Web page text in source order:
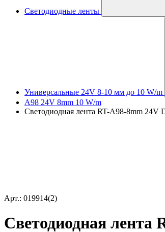
Светодиодные ленты
Универсальные 24V 8-10 мм до 10 W/m
A98 24V 8mm 10 W/m
Светодиодная лента RT-A98-8mm
Арт.: 019914(2)
Светодиодная лента